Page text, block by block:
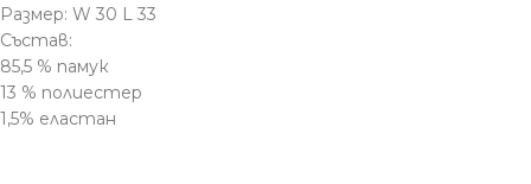
Размер: W 30 L 33
Състав:
85,5 % памук
13 % полиестер
1,5% еластан